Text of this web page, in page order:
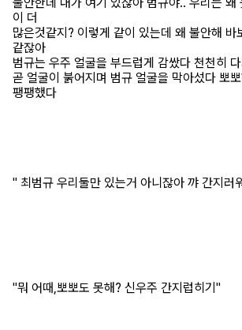
이 더
많은것같지? 이렇게 같이 있는데 왜 불안해 바
같잖아
범규는 우주 얼굴을 부드럽게 감쌌다 천천히
곧 얼굴이 붉어지며 범규 얼굴을 막아섰다 뽀
팽팽했다
" 최범규 우리둘만 있는거 아니잖아 꺄 간지러
"뭐 어때,뽀뽀도 못해? 신우주 간지럽히기"